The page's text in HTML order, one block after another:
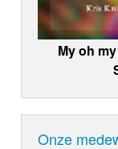
My oh
Onze